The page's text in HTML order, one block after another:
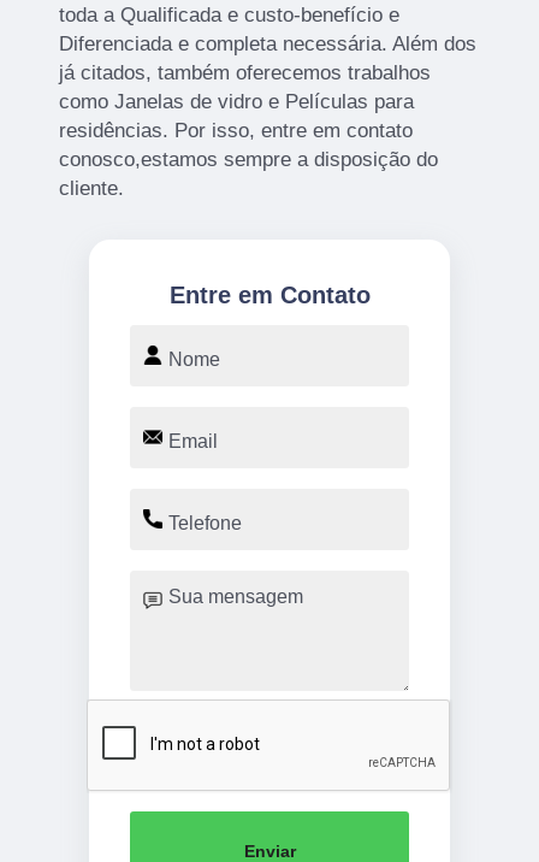
toda a Qualificada e custo-benefício e
Diferenciada e completa necessária. Além dos
já citados, também oferecemos trabalhos
como Janelas de vidro e Películas para
residências. Por isso, entre em contato
conosco,estamos sempre a disposição do
cliente.
Entre em Contato
Enviar